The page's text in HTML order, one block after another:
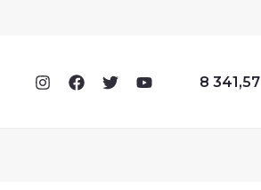
8 341,57